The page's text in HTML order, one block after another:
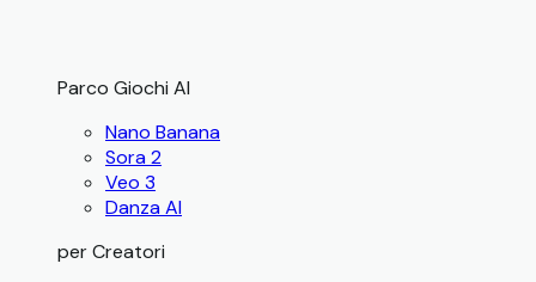
Parco Giochi AI
Nano Banana
Sora 2
Veo 3
Danza AI
per Creatori